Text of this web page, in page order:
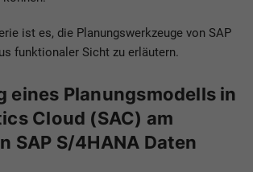
ist es, die Planungswerkzeuge von SAP
funktionaler Sicht zu erläutern.
eines Planungsmodells in
Cloud (SAC) am
SAP S/4HANA Daten